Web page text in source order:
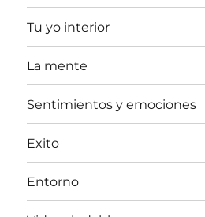
Tu yo interior
La mente
Sentimientos y emociones
Exito
Entorno